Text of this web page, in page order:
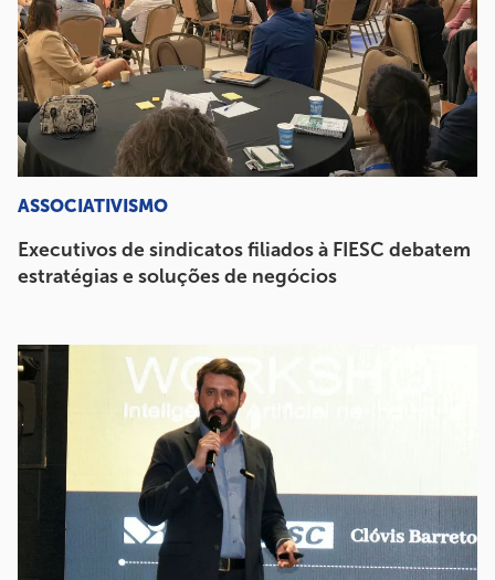
ASSOCIATIVISMO
Executivos de sindicatos filiados à FIESC debatem
estratégias e soluções de negócios